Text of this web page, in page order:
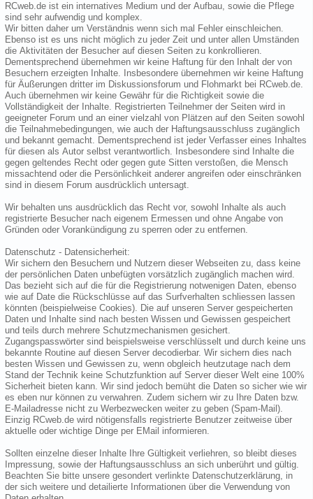
RCweb.de ist ein internatives Medium und der Aufbau, sowie die Pflege
sind sehr aufwendig und komplex.
Wir bitten daher um Verständnis wenn sich mal Fehler einschleichen.
Ebenso ist es uns nicht möglich zu jeder Zeit und unter allen Umständen
die Aktivitäten der Besucher auf diesen Seiten zu konkrollieren.
Dementsprechend übernehmen wir keine Haftung für den Inhalt der von
Besuchern erzeigten Inhalte. Insbesondere übernehmen wir keine Haftung
für Äußerungen dritter im Diskussionsforum und Flohmarkt bei RCweb.de.
Auch übernehmen wir keine Gewähr für die Richtigkeit sowie die
Vollständigkeit der Inhalte. Registrierten Teilnehmer der Seiten wird in
geeigneter Forum und an einer vielzahl von Plätzen auf den Seiten sowohl
die Teilnahmebedingungen, wie auch der Haftungsausschluss zugänglich
und bekannt gemacht. Dementsprechend ist jeder Verfasser eines Inhaltes
für diesen als Autor selbst verantwortlich. Insbesondere sind Inhalte die
gegen geltendes Recht oder gegen gute Sitten verstoßen, die Mensch
missachtend oder die Persönlichkeit anderer angreifen oder einschränken
sind in diesem Forum ausdrücklich untersagt.
Wir behalten uns ausdrücklich das Recht vor, sowohl Inhalte als auch
registrierte Besucher nach eigenem Ermessen und ohne Angabe von
Gründen oder Vorankündigung zu sperren oder zu entfernen.
Datenschutz - Datensicherheit:
Wir sichern den Besuchern und Nutzern dieser Webseiten zu, dass keine
der persönlichen Daten unbefügten vorsätzlich zugänglich machen wird.
Das bezieht sich auf die für die Registrierung notwenigen Daten, ebenso
wie auf Date die Rückschlüsse auf das Surfverhalten schliessen lassen
könnten (beispielweise Cookies). Die auf unseren Server gespeicherten
Daten und Inhalte sind nach besten Wissen und Gewissen gespeichert
und teils durch mehrere Schutzmechanismen gesichert.
Zugangspasswörter sind beispielsweise verschlüsselt und durch keine uns
bekannte Routine auf diesen Server decodierbar. Wir sichern dies nach
besten Wissen und Gewissen zu, wenn obgleich heutzutage nach dem
Stand der Technik keine Schutzfunktion auf Server dieser Welt eine 100%
Sicherheit bieten kann. Wir sind jedoch bemüht die Daten so sicher wie wir
es eben nur können zu verwahren. Zudem sichern wir zu Ihre Daten bzw.
E-Mailadresse nicht zu Werbezwecken weiter zu geben (Spam-Mail).
Einzig RCweb.de wird nötigensfalls registrierte Benutzer zeitweise über
aktuelle oder wichtige Dinge per EMail informieren.
Sollten einzelne dieser Inhalte Ihre Gültigkeit verliehren, so bleibt dieses
Impressung, sowie der Haftungsausschluss an sich unberührt und gültig.
Beachten Sie bitte unsere gesondert verlinkte Datenschutzerklärung, in
der sich weitere und detailierte Informationen über die Verwendung von